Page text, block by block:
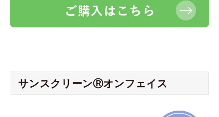
サンスクリーンⓇオンフェイス